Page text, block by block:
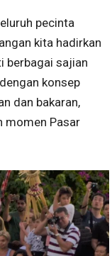
pecinta
kita hadirkan
berbagai sajian
konsep
dan bakaran,
momen Pasar